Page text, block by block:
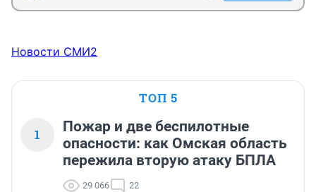
Новости СМИ2
ТОП 5
1
Пожар и две беспилотные
опасности: как Омская область
пережила вторую атаку БПЛА
29 066 22